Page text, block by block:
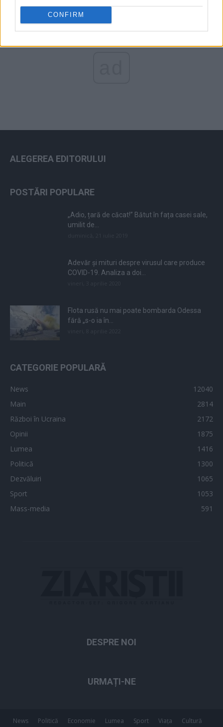
CONFIRM
ALEGEREA EDITORULUI
POSTĂRI POPULARE
„Adio, țară de căcat!” Bătut în fața casei sale,
umilit de...
Adevăr și mituri despre virusul care produce
COVID-19. Analiza a doi...
Flota rusă nu mai poate bombarda Odessa
fără „s-o ia în...
CATEGORIE POPULARĂ
News
12040
Main
2814
Război în Ucraina
2172
Opinii
1875
Lumea
1416
Politică
1300
Dezvăluiri
1065
Sport
1053
Mass-media
591
DESPRE NOI
URMAȚI-NE
News Politică Economie Lumea Sport Viața Cultură